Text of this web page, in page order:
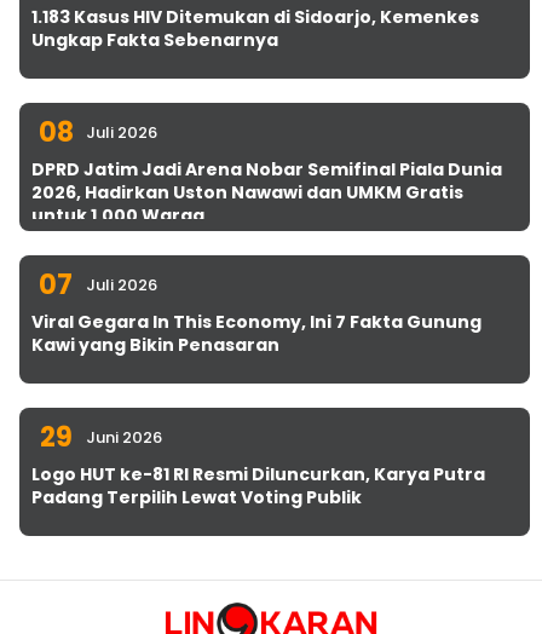
1.183 Kasus HIV Ditemukan di Sidoarjo, Kemenkes
Ungkap Fakta Sebenarnya
08 Juli 2026
DPRD Jatim Jadi Arena Nobar Semifinal Piala Dunia
2026, Hadirkan Uston Nawawi dan UMKM Gratis
untuk 1.000 Warga
07 Juli 2026
Viral Gegara In This Economy, Ini 7 Fakta Gunung
Kawi yang Bikin Penasaran
29 Juni 2026
Logo HUT ke-81 RI Resmi Diluncurkan, Karya Putra
Padang Terpilih Lewat Voting Publik